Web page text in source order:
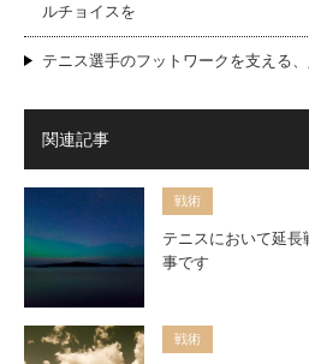
ルチョイスを
テニス選手のフットワークを支える
関連記事
戦術
テニスにおいて延
事です
戦術